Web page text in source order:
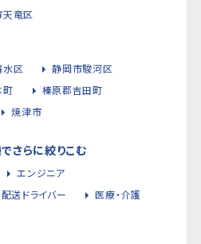
竜区
区
静岡市駿河区
町
榛原郡吉田町
焼津市
さらに絞りこむ
エンジニア
配送ドライバー
医療・介護